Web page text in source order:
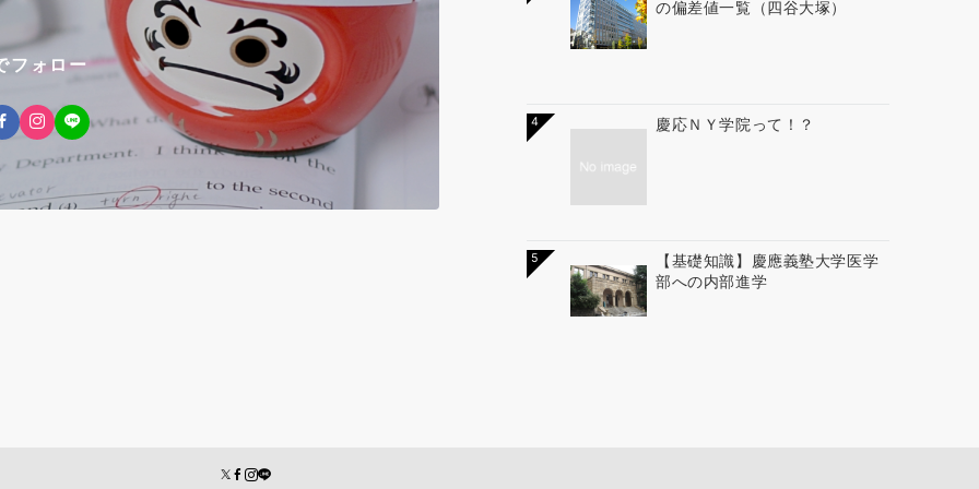
フォロー
の偏差値一覧（四谷大塚）
4 慶応ＮＹ学院って！？
5
【基礎知識】慶應義塾大学医学
部への内部進学